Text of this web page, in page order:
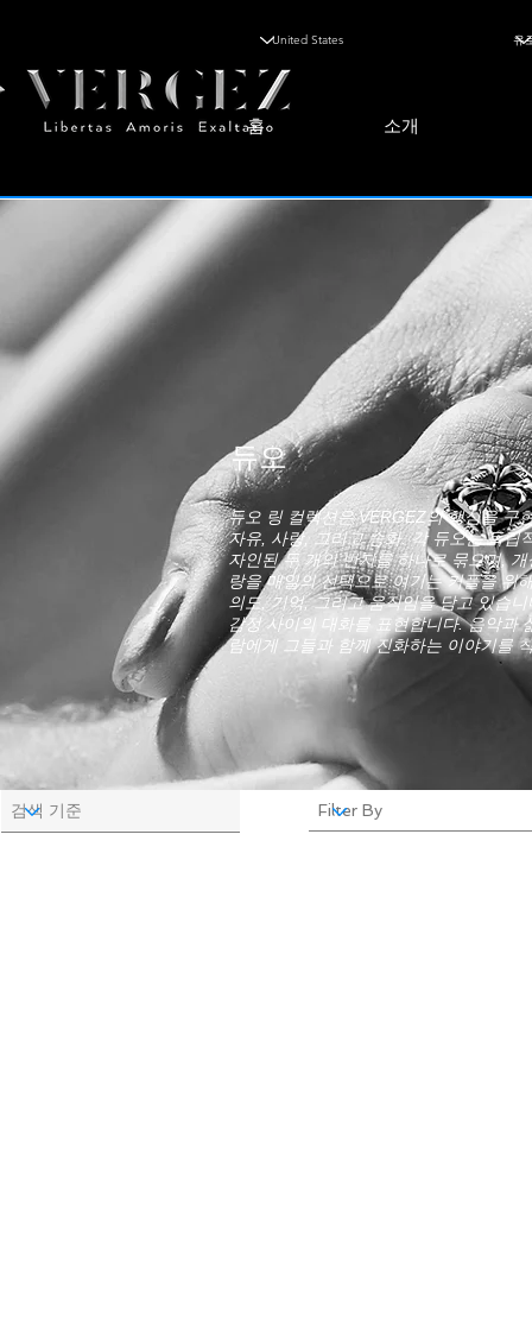
홈 소개
듀오
듀오 링 컬렉션은 VERGEZ의 핵심을
자유, 사랑, 그리고 승화. 각 듀오는 독립
자인된 두 개의 반지를 하나로 묶으며,
랑을 매일의 선택으로 여기는 커플을 위
의도, 기억, 그리고 움직임을 담고 있습
감정 사이의 대화를 표현합니다. 음악과
람에게 그들과 함께 진화하는 이야기를